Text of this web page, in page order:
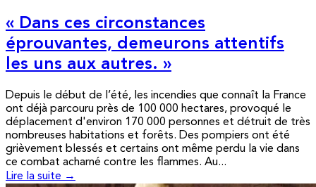
« Dans ces circonstances
éprouvantes, demeurons attentifs
les uns aux autres. »
Depuis le début de l’été, les incendies que connaît la France
ont déjà parcouru près de 100 000 hectares, provoqué le
déplacement d'environ 170 000 personnes et détruit de très
nombreuses habitations et forêts. Des pompiers ont été
grièvement blessés et certains ont même perdu la vie dans
ce combat acharné contre les flammes. Au...
Lire la suite →